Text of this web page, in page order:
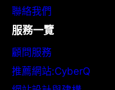
聯絡我們
服務一覽
顧問服務
推薦網站:CyberQ